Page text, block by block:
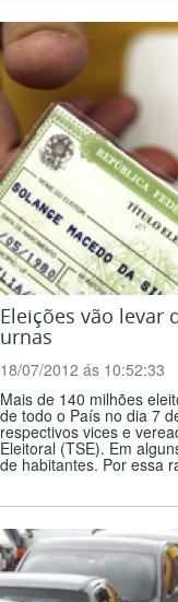
Eleições vão levar
urnas
18/07/2012 ás 10:52:33
Mais de 140 milhões
de todo o País no dia 7
respectivos vices e
Eleitoral (TSE). Em
de habitantes. Por essa